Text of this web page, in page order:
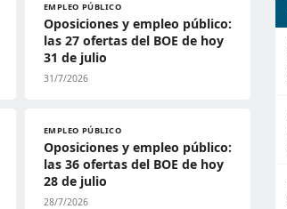
EMPLEO PÚBLICO
Oposiciones y empleo público:
las 27 ofertas del BOE de hoy
31 de julio
31/7/2026
EMPLEO PÚBLICO
Oposiciones y empleo público:
las 36 ofertas del BOE de hoy
28 de julio
28/7/2026